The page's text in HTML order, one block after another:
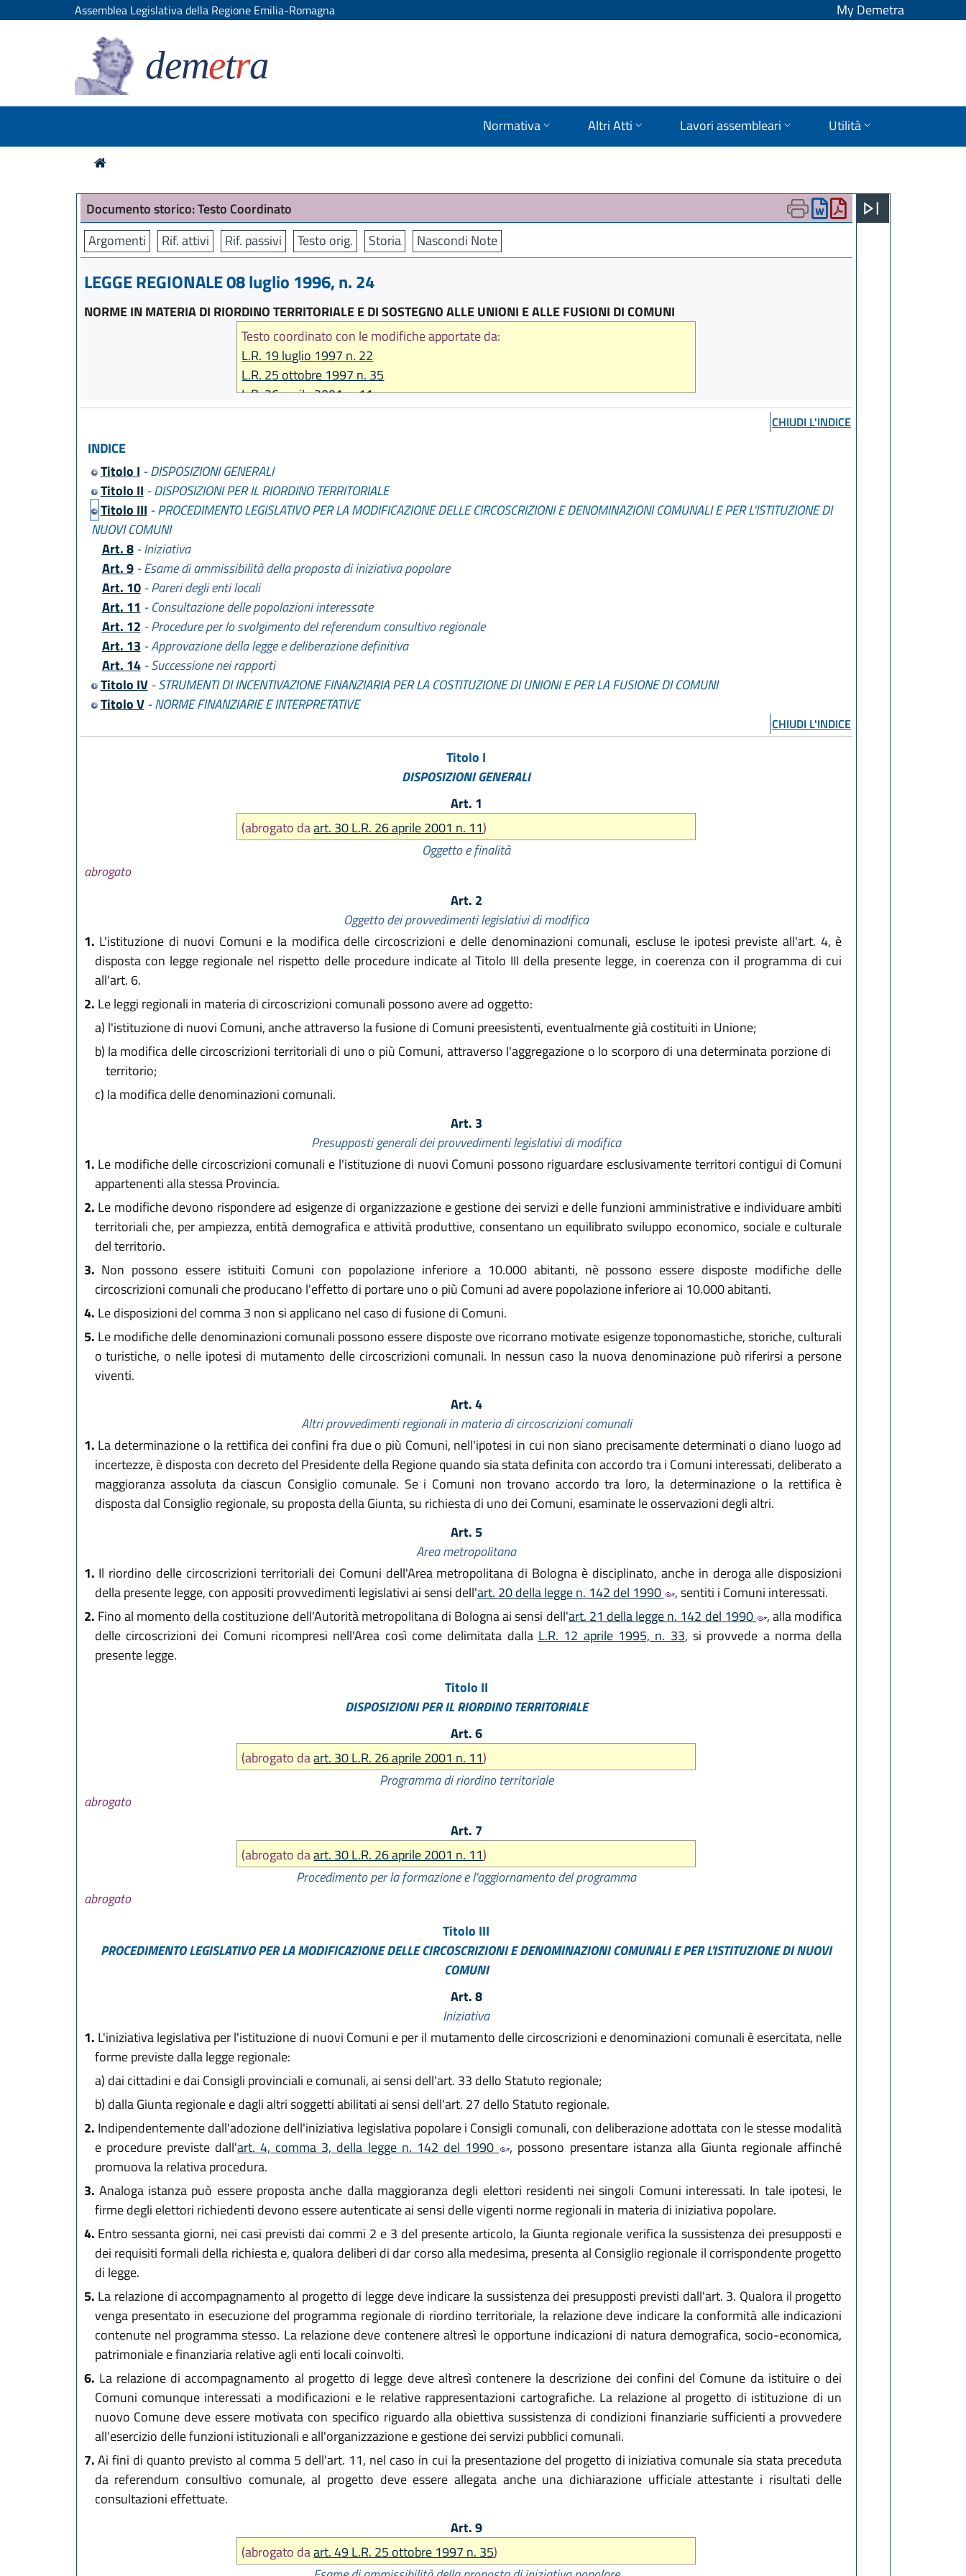
Assemblea Legislativa della Regione Emilia-Romagna My Demetra
demetra
Normativa Altri Atti Lavori assembleari Utilità
Documento storico: Testo Coordinato
Argomenti
Rif. attivi Rif. passivi Testo orig. Storia Nascondi Note
LEGGE REGIONALE 08 luglio 1996, n. 24
NORME IN MATERIA DI RIORDINO TERRITORIALE E DI SOSTEGNO ALLE UNIONI E ALLE FUSIONI DI COMUNI
Testo coordinato con le modifiche apportate da:
L.R. 19 luglio 1997 n. 22
L.R. 25 ottobre 1997 n. 35
L.R. 26 aprile 2001 n. 11
L.R. 22 dicembre 2011 n. 21
CHIUDI L'INDICE
INDICE
Titolo I - DISPOSIZIONI GENERALI
Titolo II - DISPOSIZIONI PER IL RIORDINO TERRITORIALE
Titolo III - PROCEDIMENTO LEGISLATIVO PER LA MODIFICAZIONE DELLE CIRCOSCRIZIONI E DENOMINAZIONI COMUNALI E PER L'ISTITUZIONE DI
NUOVI COMUNI
Art. 8- Iniziativa
Art. 9- Esame di ammissibilità della proposta di iniziativa popolare
Art. 10- Pareri degli enti locali
Art. 11 - Consultazione delle popolazioni interessate
Art. 12 - Procedure per lo svolgimento del referendum consultivo regionale
Art. 13 - Approvazione della legge e deliberazione definitiva
Art. 14- Successione nei rapporti
Titolo IV- STRUMENTI DI INCENTIVAZIONE FINANZIARIA PER LA COSTITUZIONE DI UNIONI E PER LA FUSIONE DI COMUNI
Titolo V- NORME FINANZIARIE E INTERPRETATIVE
CHIUDI L'INDICE
Titolo I
DISPOSIZIONI GENERALI
Art. 1
(abrogato daart. 30 L.R. 26 aprile 2001 n. 11)
Oggetto e finalità
abrogato
Art. 2
Oggetto dei provvedimenti legislativi di modifica
1. L'istituzione di nuovi Comuni e la modifica delle circoscrizioni e delle denominazioni comunali, escluse le ipotesi previste all'art. 4, è
disposta con legge regionale nel rispetto delle procedure indicate al Titolo III della presente legge, in coerenza con il programma di cui
all'art. 6.
2. Le leggi regionali in materia di circoscrizioni comunali possono avere ad oggetto:
a) l'istituzione di nuovi Comuni, anche attraverso la fusione di Comuni preesistenti, eventualmente già costituiti in Unione;
b) la modifica delle circoscrizioni territoriali di uno o più Comuni, attraverso l'aggregazione o lo scorporo di una determinata porzione di
territorio;
c) la modifica delle denominazioni comunali.
Art. 3
Presupposti generali dei provvedimenti legislativi di modifica
1. Le modifiche delle circoscrizioni comunali e l'istituzione di nuovi Comuni possono riguardare esclusivamente territori contigui di Comuni
appartenenti alla stessa Provincia.
2. Le modifiche devono rispondere ad esigenze di organizzazione e gestione dei servizi e delle funzioni amministrative e individuare ambiti
territoriali che, per ampiezza, entità demografica e attività produttive, consentano un equilibrato sviluppo economico, sociale e culturale
del territorio.
3. Non possono essere istituiti Comuni con popolazione inferiore a 10.000 abitanti, nè possono essere disposte modifiche delle
circoscrizioni comunali che producano l'effetto di portare uno o più Comuni ad avere popolazione inferiore ai 10.000 abitanti.
4. Le disposizioni del comma 3 non si applicano nel caso di fusione di Comuni.
5. Le modifiche delle denominazioni comunali possono essere disposte ove ricorrano motivate esigenze toponomastiche, storiche, culturali
o turistiche, o nelle ipotesi di mutamento delle circoscrizioni comunali. In nessun caso la nuova denominazione può riferirsi a persone
viventi.
Art. 4
Altri provvedimenti regionali in materia di circoscrizioni comunali
1. La determinazione o la rettifica dei confini fra due o più Comuni, nell'ipotesi in cui non siano precisamente determinati o diano luogo ad
incertezze, è disposta con decreto del Presidente della Regione quando sia stata definita con accordo tra i Comuni interessati, deliberato a
maggioranza assoluta da ciascun Consiglio comunale. Se i Comuni non trovano accordo tra loro, la determinazione o la rettifica è
disposta dal Consiglio regionale, su proposta della Giunta, su richiesta di uno dei Comuni, esaminate le osservazioni degli altri.
Art. 5
Area metropolitana
1. Il riordino delle circoscrizioni territoriali dei Comuni dell'Area metropolitana di Bologna è disciplinato, anche in deroga alle disposizioni
della presente legge, con appositi provvedimenti legislativi ai sensi dell'art. 20 della legge n. 142 del 1990
, sentiti i Comuni interessati.
2. Fino al momento della costituzione dell'Autorità metropolitana di Bologna ai sensi dell'art. 21 della legge n. 142 del 1990
, alla modifica
delle circoscrizioni dei Comuni ricompresi nell'Area così come delimitata dalla L.R. 12 aprile 1995, n. 33, si provvede a norma della
presente legge.
Titolo II
DISPOSIZIONI PER IL RIORDINO TERRITORIALE
Art. 6
(abrogato daart. 30 L.R. 26 aprile 2001 n. 11)
Programma di riordino territoriale
abrogato
Art. 7
(abrogato daart. 30 L.R. 26 aprile 2001 n. 11)
Procedimento per la formazione e l'aggiornamento del programma
abrogato
Titolo III
PROCEDIMENTO LEGISLATIVO PER LA MODIFICAZIONE DELLE CIRCOSCRIZIONI E DENOMINAZIONI COMUNALI E PER L'ISTITUZIONE DI NUOVI
COMUNI
Art. 8
Iniziativa
1. L'iniziativa legislativa per l'istituzione di nuovi Comuni e per il mutamento delle circoscrizioni e denominazioni comunali è esercitata, nelle
forme previste dalla legge regionale:
a) dai cittadini e dai Consigli provinciali e comunali, ai sensi dell'art. 33 dello Statuto regionale;
b) dalla Giunta regionale e dagli altri soggetti abilitati ai sensi dell'art. 27 dello Statuto regionale.
2. Indipendentemente dall'adozione dell'iniziativa legislativa popolare i Consigli comunali, con deliberazione adottata con le stesse modalità
e procedure previste dall'art. 4, comma 3, della legge n. 142 del 1990
, possono presentare istanza alla Giunta regionale affinché
promuova la relativa procedura.
3. Analoga istanza può essere proposta anche dalla maggioranza degli elettori residenti nei singoli Comuni interessati. In tale ipotesi, le
firme degli elettori richiedenti devono essere autenticate ai sensi delle vigenti norme regionali in materia di iniziativa popolare.
4. Entro sessanta giorni, nei casi previsti dai commi 2 e 3 del presente articolo, la Giunta regionale verifica la sussistenza dei presupposti e
dei requisiti formali della richiesta e, qualora deliberi di dar corso alla medesima, presenta al Consiglio regionale il corrispondente progetto
di legge.
5. La relazione di accompagnamento al progetto di legge deve indicare la sussistenza dei presupposti previsti dall'art. 3. Qualora il progetto
venga presentato in esecuzione del programma regionale di riordino territoriale, la relazione deve indicare la conformità alle indicazioni
contenute nel programma stesso. La relazione deve contenere altresì le opportune indicazioni di natura demografica, socio-economica,
patrimoniale e finanziaria relative agli enti locali coinvolti.
6. La relazione di accompagnamento al progetto di legge deve altresì contenere la descrizione dei confini del Comune da istituire o dei
Comuni comunque interessati a modificazioni e le relative rappresentazioni cartografiche. La relazione al progetto di istituzione di un
nuovo Comune deve essere motivata con specifico riguardo alla obiettiva sussistenza di condizioni finanziarie sufficienti a provvedere
all'esercizio delle funzioni istituzionali e all'organizzazione e gestione dei servizi pubblici comunali.
7.Ai fini di quanto previsto al comma 5 dell'art. 11, nel caso in cui la presentazione del progetto di iniziativa comunale sia stata preceduta
da referendum consultivo comunale, al progetto deve essere allegata anche una dichiarazione ufficiale attestante i risultati delle
consultazioni effettuate.
Art. 9
(abrogato daart. 49 L.R. 25 ottobre 1997 n. 35)